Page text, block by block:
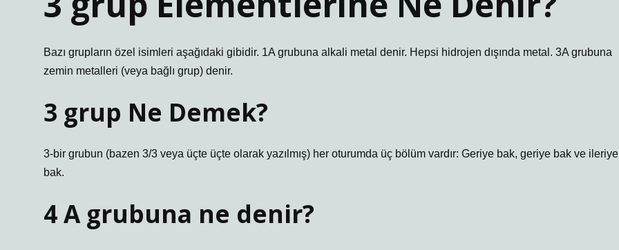
Bazı grupların özel isimleri aşağıdaki gibidir. 1A grubuna alkali metal denir. Hepsi hidrojen dışında metal. 3A grubuna
zemin metalleri (veya bağlı grup) denir.
3 grup Ne Demek?
3-bir grubun (bazen 3/3 veya üçte üçte olarak yazılmış) her oturumda üç bölüm vardır: Geriye bak, geriye bak ve ileriye
bak.
4 A grubuna ne denir?